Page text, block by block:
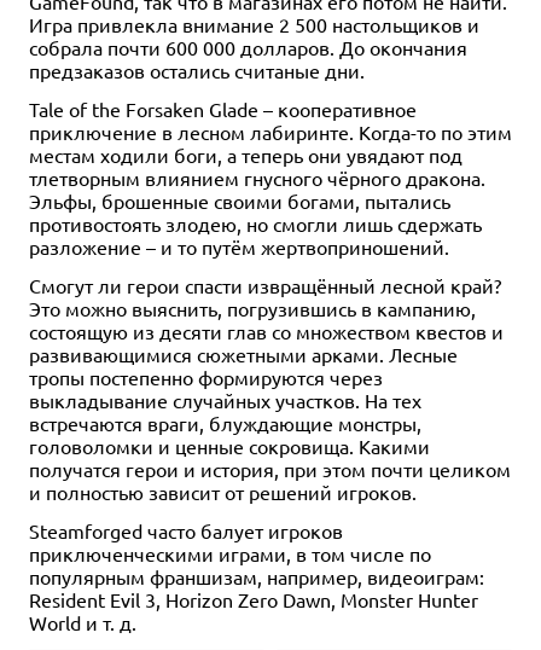
2-5 60 10+
Смешанный лес
1 отзыв
2 490 ₽
Купить
1-4 60-90 12+
Белый замок
3 отзыва
3 890 ₽
Уведомить о наличии
1-4 60-120 12+
Сабика
3 493 ₽ 4 990 ₽ -30%
Купить
Хит 1-4 90-120 13+
Остров духов
53 отзыва
7 990 ₽
Купить
1-3 90-120 13+
Горизонты острова духов
4 отзыва
2 490 ₽
Уведомить о наличии
13+
Остров духов: Инкарнация
4 990 ₽
Купить
13+
Остров духов: Перо и пламя
2 отзыва
1 490 ₽
Купить
13+
Остров духов: Гиблый край
4 отзыва
4 990 ₽
Уведомить о наличии
Игра привлекла внимание 2 500 настольщиков и
собрала почти 600 000 долларов. До окончания
предзаказов остались считаные дни.
Tale of the Forsaken Glade – кооперативное
приключение в лесном лабиринте. Когда-то по этим
местам ходили боги, а теперь они увядают под
тлетворным влиянием гнусного чёрного дракона.
Эльфы, брошенные своими богами, пытались
противостоять злодею, но смогли лишь сдержать
разложение – и то путём жертвоприношений.
Смогут ли герои спасти извращённый лесной край?
Это можно выяснить, погрузившись в кампанию,
состоящую из десяти глав со множеством квестов и
развивающимися сюжетными арками. Лесные
тропы постепенно формируются через
выкладывание случайных участков. На тех
встречаются враги, блуждающие монстры,
головоломки и ценные сокровища. Какими
получатся герои и история, при этом почти целиком
и полностью зависит от решений игроков.
Steamforged часто балует игроков
приключенческими играми, в том числе по
популярным франшизам, например, видеоиграм:
Resident Evil 3, Horizon Zero Dawn, Monster Hunter
World и т. д.